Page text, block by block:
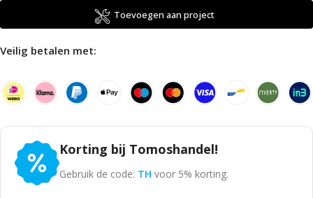
Toevoegen aan project
Veilig betalen met:
Korting bij Tomoshandel!
Gebruik de code: TH voor 5% korting.